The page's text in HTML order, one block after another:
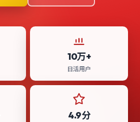
10万+
日活用户
4.9分